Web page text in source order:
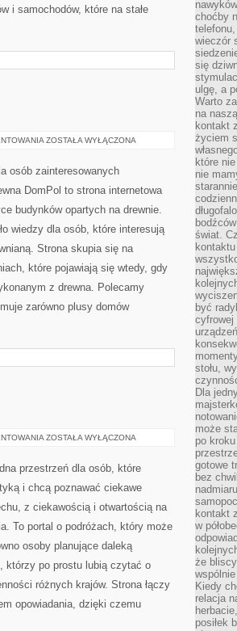
i samochodów, które na stałe
INSPIRACJE
ZOSTAŁA WYŁĄCZONA
osób zainteresowanych
DomPol to strona internetowa
budynków opartych na drewnie.
wiedzy dla osób, które interesują
Strona skupia się na
które pojawiają się wtedy, gdy
z drewna. Polecamy
zarówno plusy domów
GRECJA
ZOSTAŁA WYŁĄCZONA
przestrzeń dla osób, które
i chcą poznawać ciekawe
z ciekawością i otwartością na
To portal o podróżach, który może
osoby planujące daleką
którzy po prostu lubią czytać o
różnych krajów. Strona łączy
opowiadania, dzięki czemu
choćby
wieczór
się
ulgę, a
Warto
na
kontakt
życiem
które
nie
świat.
być
cyfrowej
stołu,
Dla
może
po
gotowe
bez
kontakt
w
że
Kiedy
relacja
posiłek